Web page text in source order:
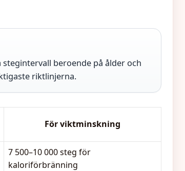
beroende på ålder och
riktlinjerna.
För viktminskning
7 500–10 000 steg för
kaloriförbränning